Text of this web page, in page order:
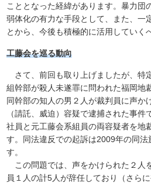
こととなった経緯があります。暴力団
弱体化の有力な手段として、また、一
とから、今後も積極的に活用していく
工藤会を巡る動向
さて、前回も取り上げましたが、特
組幹部が殺人未遂罪に問われた福岡地
同幹部の知人の男２人が裁判員に声か
（請託、威迫）容疑で逮捕された事
社員と元工藤会系組員の両容疑者を地
す。同法違反での起訴は2009年の同
す。
この問題では、声をかけられた２人
員１人の計5人が辞任しており（さら